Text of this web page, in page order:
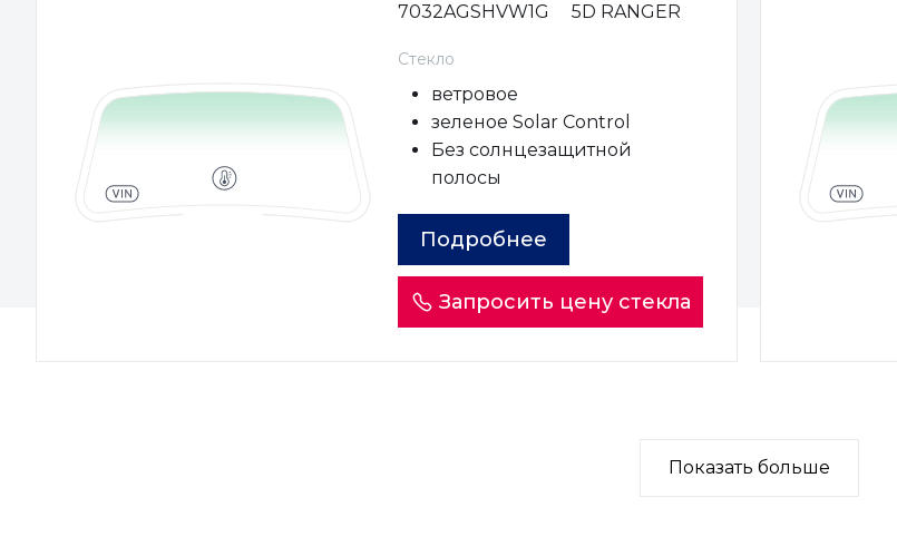
7032AGSHVW1G 5D RANGER
Стекло
ветровое
зеленое Solar Control
Без солнцезащитной
полосы
Подробнее
Запросить цену стекла
Показать больше